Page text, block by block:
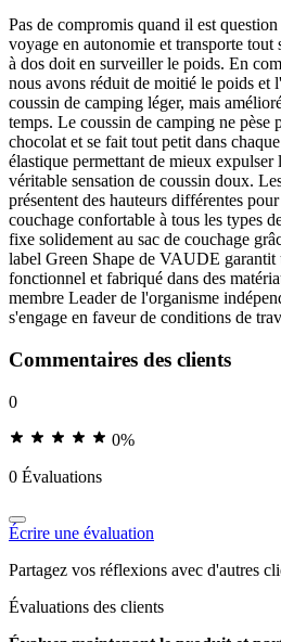
Pas de compromis quand il est
voyage en autonomie et transporte tout
à dos doit en surveiller le poids. En
nous avons réduit de moitié le poids et
coussin de camping léger, mais
temps. Le coussin de camping ne pèse
chocolat et se fait tout petit dans
élastique permettant de mieux expulser
véritable sensation de coussin doux.
présentent des hauteurs différentes
couchage confortable à tous les types
fixe solidement au sac de couchage
label Green Shape de VAUDE
fonctionnel et fabriqué dans des
membre Leader de l'organisme
s'engage en faveur de conditions de
Commentaires des clients
0
0%
0 Évaluations
Écrire une évaluation
Partagez vos réflexions avec d'autres
Évaluations des clients